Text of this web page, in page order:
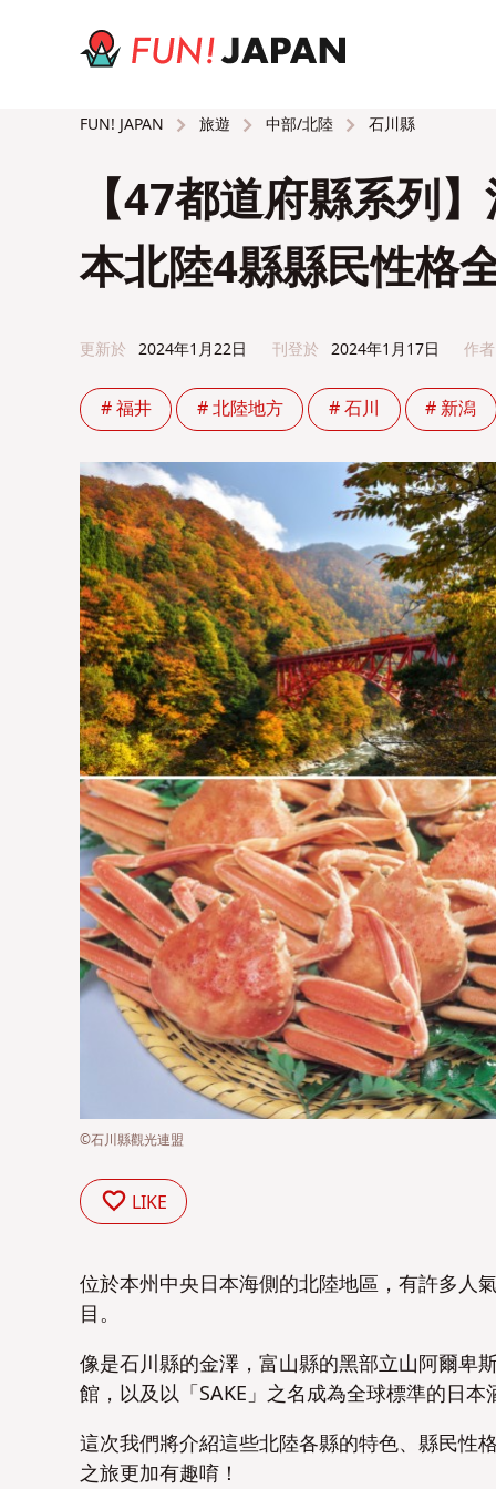
FUN! JAPAN 旅遊 中部/北陸 石川縣
【47都道府縣系列
本北陸4縣縣民性格
更新於 2024年1月22日 刊登於 2024年1月17日 作者
# 福井 # 北陸地方 # 石川 # 新潟
©石川縣觀光連盟
LIKE
位於本州中央日本海側的北陸地區，有許多人
目。
像是石川縣的金澤，富山縣的黑部立山阿爾卑
館，以及以「SAKE」之名成為全球標準的日
這次我們將介紹這些北陸各縣的特色、縣民性
之旅更加有趣唷！